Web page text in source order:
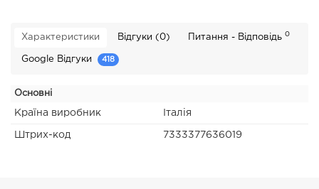
Характеристики Відгуки (0) Питання - Відповідь 0
Google Відгуки 418
Основні
Країна виробник Італія
Штрих-код 7333377636019